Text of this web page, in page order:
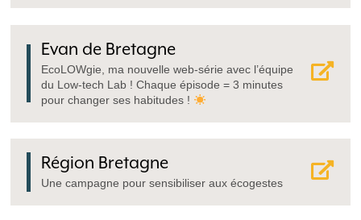
Evan de Bretagne
EcoLOWgie, ma nouvelle web-série avec l’équipe
du Low-tech Lab ! Chaque épisode = 3 minutes
pour changer ses habitudes !
Région Bretagne
Une campagne pour sensibiliser aux écogestes